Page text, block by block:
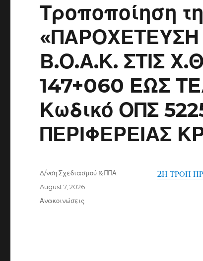
Τροποποίηση
Β.Ο.Α.Κ. ΣΤΙΣ
147+060 ΕΩΣ
Κωδικό ΟΠΣ
ΠΕΡΙΦΕΡΕΙΑΣ
2Η ΤΡΟΠ
Author
Δ/νση Σχεδιασμού & ΠΠΑ
Posted
on
August 7, 2026
Categories
Ανακοινώσεις